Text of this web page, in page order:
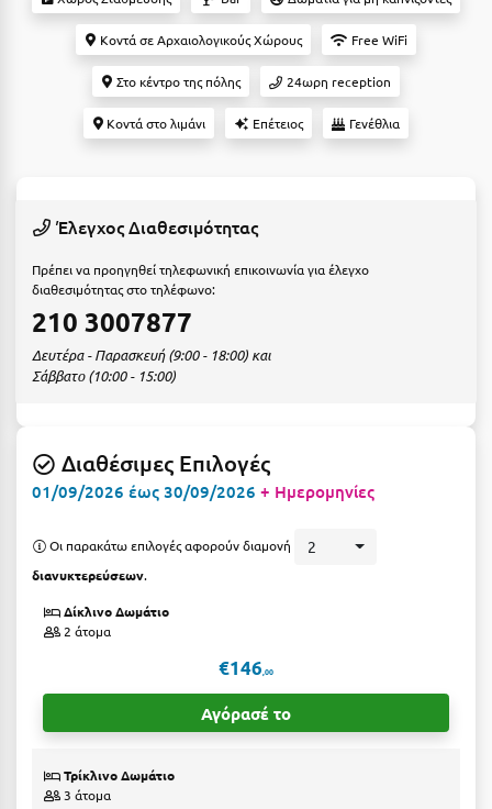
Αργολίδα
Αρχαία Ολυμπία
Αστυπάλαια
Αττική
Αχαΐα
Βansko
Βόλος
Βραχάτι Κορινθίας
Βυτίνα
Γαλαξiδι
Γλυφάδα
Γρεβενά
Ξενοδοχεία 3 Αστέρων
Ξενοδοχεία 4 Αστέρων
Ξενοδοχεία 5 Αστέρων
Ενοικιαζόμενα Δωμάτια
Διαμερίσματα
Studios
Boutique Hotels
Camping
Suites
Δες όλα τα πακέτα διακοπών
Κοντά σε Αρχαιολογικούς Χώρους Free WiFi
Στο κέντρο της πόλης 24ωρη reception
Κοντά στο λιμάνι Επέτειος Γενέθλια
Έλεγχος Διαθεσιμότητας
Πρέπει να προηγηθεί τηλεφωνική επικοινωνία για έλεγχο
διαθεσιμότητας στο τηλέφωνο:
210 3007877
Δευτέρα - Παρασκευή (9:00 - 18:00) και
Σάββατο (10:00 - 15:00)
Διαθέσιμες Επιλογές
01/09/2026 έως 30/09/2026 + Ημερομηνίες
Οι παρακάτω επιλογές αφορούν διαμονή 2
διανυκτερεύσεων.
Δίκλινο Δωμάτιο
2 άτομα
€146 ,00
Αγόρασέ το
Τρίκλινο Δωμάτιο
3 άτομα